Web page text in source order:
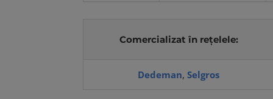
Comercializat în rețelele:
Dedeman,Selgros